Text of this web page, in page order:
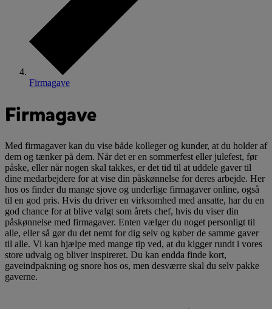
Firmagave
Firmagave
Med firmagaver kan du vise både kolleger og kunder, at du holder af
dem og tænker på dem. Når det er en sommerfest eller julefest, før
påske, eller når nogen skal takkes, er det tid til at uddele gaver til
dine medarbejdere for at vise din påskønnelse for deres arbejde. Her
hos os finder du mange sjove og underlige firmagaver online, også
til en god pris. Hvis du driver en virksomhed med ansatte, har du en
god chance for at blive valgt som årets chef, hvis du viser din
påskønnelse med firmagaver. Enten vælger du noget personligt til
alle, eller så gør du det nemt for dig selv og køber de samme gaver
til alle. Vi kan hjælpe med mange tip ved, at du kigger rundt i vores
store udvalg og bliver inspireret. Du kan endda finde kort,
gaveindpakning og snore hos os, men desværre skal du selv pakke
gaverne.